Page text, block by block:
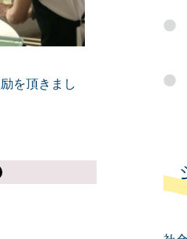
を頂きまし